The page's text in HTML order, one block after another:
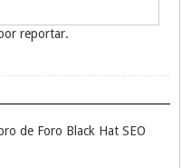
reportar.
de Foro Black Hat SEO